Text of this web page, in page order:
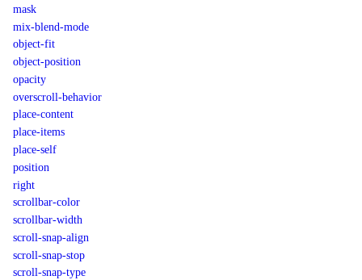
mask
mix-blend-mode
object-fit
object-position
opacity
overscroll-behavior
place-content
place-items
place-self
position
right
scrollbar-color
scrollbar-width
scroll-snap-align
scroll-snap-stop
scroll-snap-type